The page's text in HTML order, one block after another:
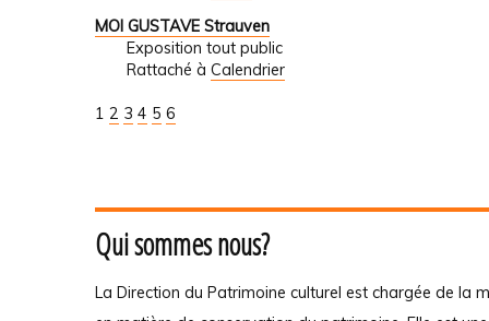
MOI GUSTAVE Strauven
Exposition tout public
Rattaché à Calendrier
1 2 3 4 5 6
Qui sommes nous?
La Direction du Patrimoine culturel est chargée de la